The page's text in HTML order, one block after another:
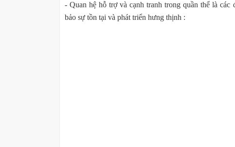
- Quan hệ hỗ trợ và cạnh tranh trong quần thể là
bảo sự tồn tại và phát triển hưng thịnh :